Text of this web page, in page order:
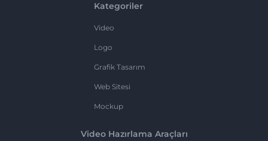
Kategoriler
Video
Logo
Grafik Tasarım
Web Sitesi
Mockup
Video Hazırlama Araçları